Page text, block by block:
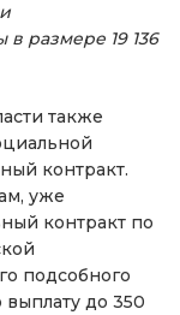
размере 19 136
также
контракт.
уже
контракт по
подсобного
выплату до 350